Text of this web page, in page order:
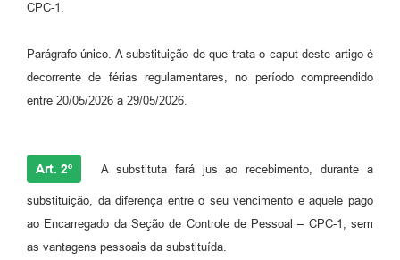
CPC-1.
Parágrafo único. A substituição de que trata o caput deste artigo é
decorrente de férias regulamentares, no período compreendido
entre 20/05/2026 a 29/05/2026.
Art. 2º A substituta fará jus ao recebimento, durante a
substituição, da diferença entre o seu vencimento e aquele pago
ao Encarregado da Seção de Controle de Pessoal – CPC-1, sem
as vantagens pessoais da substituída.